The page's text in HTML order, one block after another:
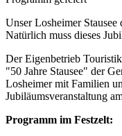
Unser Losheimer Stausee
Natürlich muss dieses
Der Eigenbetrieb
"50 Jahre Stausee" der
Losheimer mit Familien
Jubiläumsveranstaltung
Programm im Festzelt: